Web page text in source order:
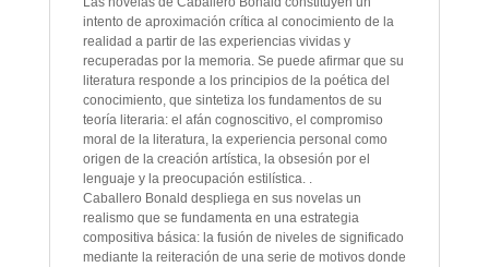
intento de aproximación crítica al conocimiento de la
realidad a partir de las experiencias vividas y
recuperadas por la memoria. Se puede afirmar que su
literatura responde a los principios de la poética del
conocimiento, que sintetiza los fundamentos de su
teoría literaria: el afán cognoscitivo, el compromiso
moral de la literatura, la experiencia personal como
origen de la creación artística, la obsesión por el
lenguaje y la preocupación estilística. .
Caballero Bonald despliega en sus novelas un
realismo que se fundamenta en una estrategia
compositiva básica: la fusión de niveles de significado
mediante la reiteración de una serie de motivos donde